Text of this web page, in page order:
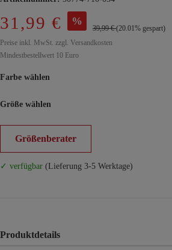
31,99 € %
39,99 €(20.01% gespart)
Preise inkl. MwSt. zzgl. Versandkosten
Mindestbestellwert 10 Euro
Farbe wählen
Größe wählen
Größenberater
✓ verfügbar (Lieferung 3-5 Werktage)
Produktdetails